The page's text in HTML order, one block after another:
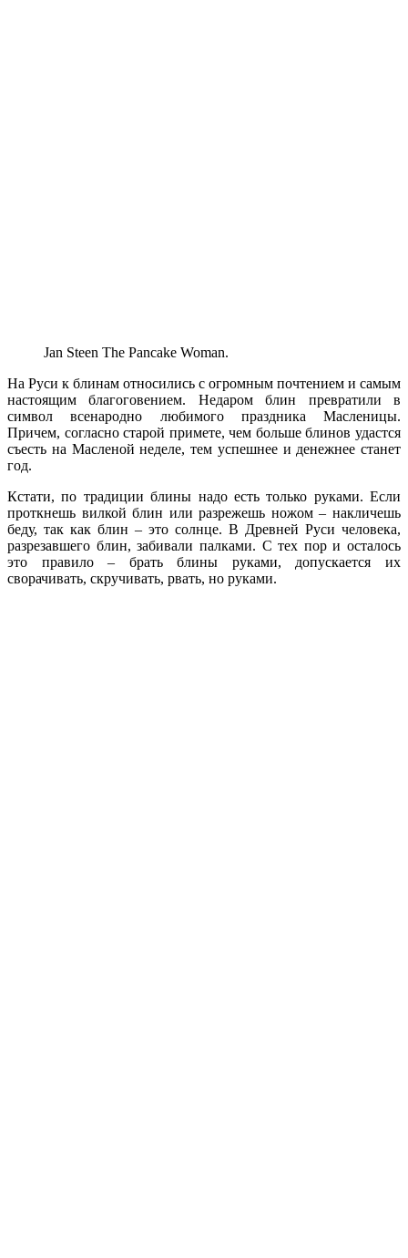
Jan Steen The Pancake Woman.
На Руси к блинам относились с огромным почтением и самым
настоящим благоговением. Недаром блин превратили в
символ всенародно любимого праздника Масленицы.
Причем, согласно старой примете, чем больше блинов удастся
съесть на Масленой неделе, тем успешнее и денежнее станет
год.
Кстати, по традиции блины надо есть только руками. Если
проткнешь вилкой блин или разрежешь ножом – накличешь
беду, так как блин – это солнце. В Древней Руси человека,
разрезавшего блин, забивали палками. С тех пор и осталось
это правило – брать блины руками, допускается их
сворачивать, скручивать, рвать, но руками.